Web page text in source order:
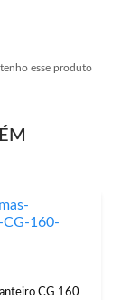
esse produto
CG 160